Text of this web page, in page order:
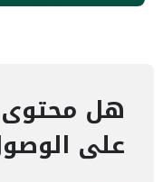
هل
على